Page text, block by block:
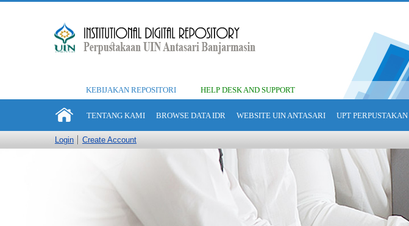
KEBIJAKAN REPOSITORI HELP DESK AND SUPPORT
TENTANG KAMI BROWSE DATA IDR WEBSITE UIN ANTASARI UPT
Login Create Account